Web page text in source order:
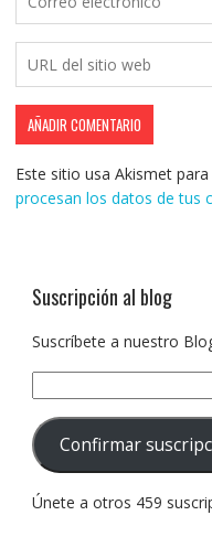
Este sitio usa Akismet
procesan los datos de tus
Suscripción al blog
Suscríbete a nuestro
de
correo
electrónico:
Confirmar
Únete a otros 459